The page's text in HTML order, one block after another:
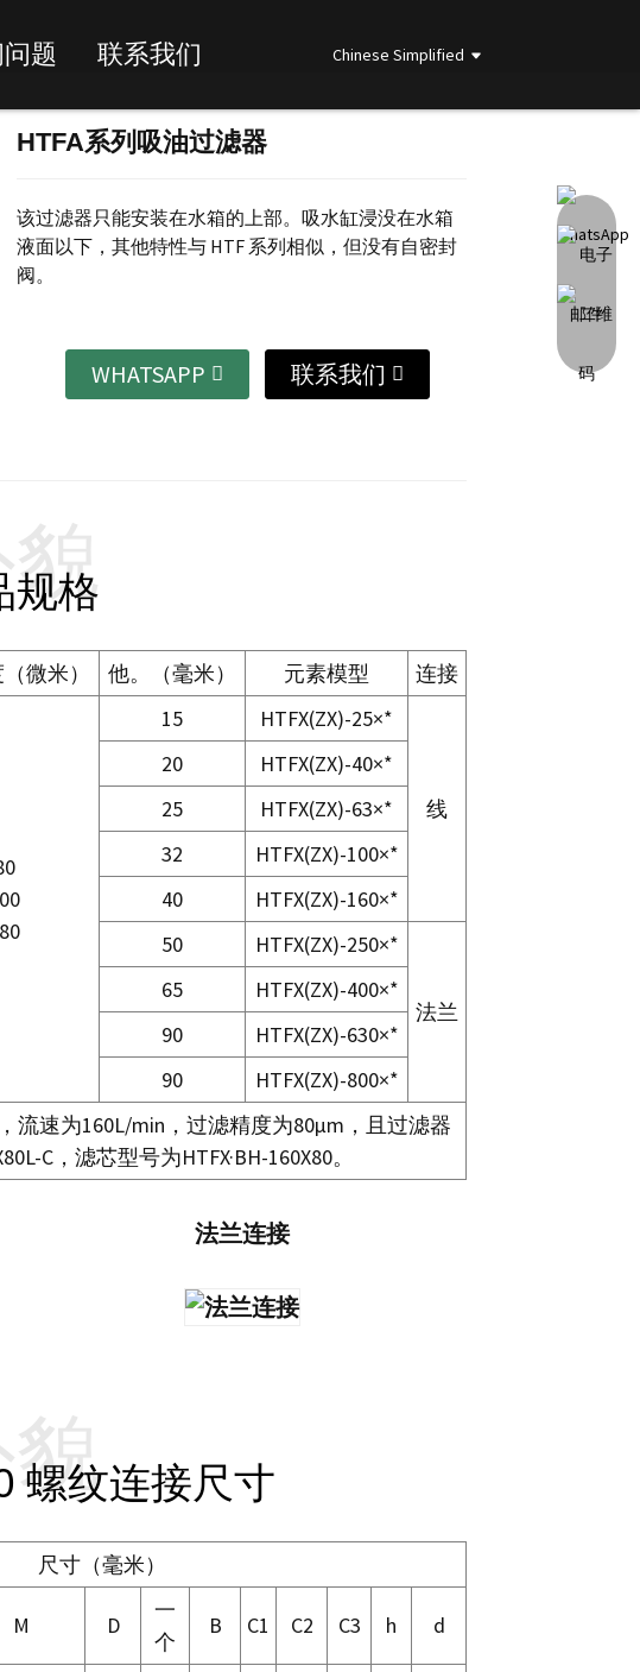
题 联系我们 Chinese Simplified
Loading...
Loading...
HTFA系列吸油过滤器
该过滤器只能安装在水箱的上部。吸水缸浸没在水箱
液面以下，其他特性与 HTF 系列相似，但没有自密封
阀。
WHATSAPP 联系我们
规格
微米） 他。（毫米） 元素模型
连接
15 HTFX(ZX)-25×*
线
20
HTFX(ZX)-40×*
25
HTFX(ZX)-63×*
32
HTFX(ZX)-100×*
40
HTFX(ZX)-160×*
50 HTFX(ZX)-250×*
法兰
65
HTFX(ZX)-400×*
90
HTFX(ZX)-630×*
90
HTFX(ZX)-800×*
速为160L/min，过滤精度为80μm，且过滤器
C，滤芯型号为HTFX·BH-160X80。
法兰连接
螺纹连接尺寸
貌
尺寸（毫米）
M D
一
个
B C1 C2 C3 h d